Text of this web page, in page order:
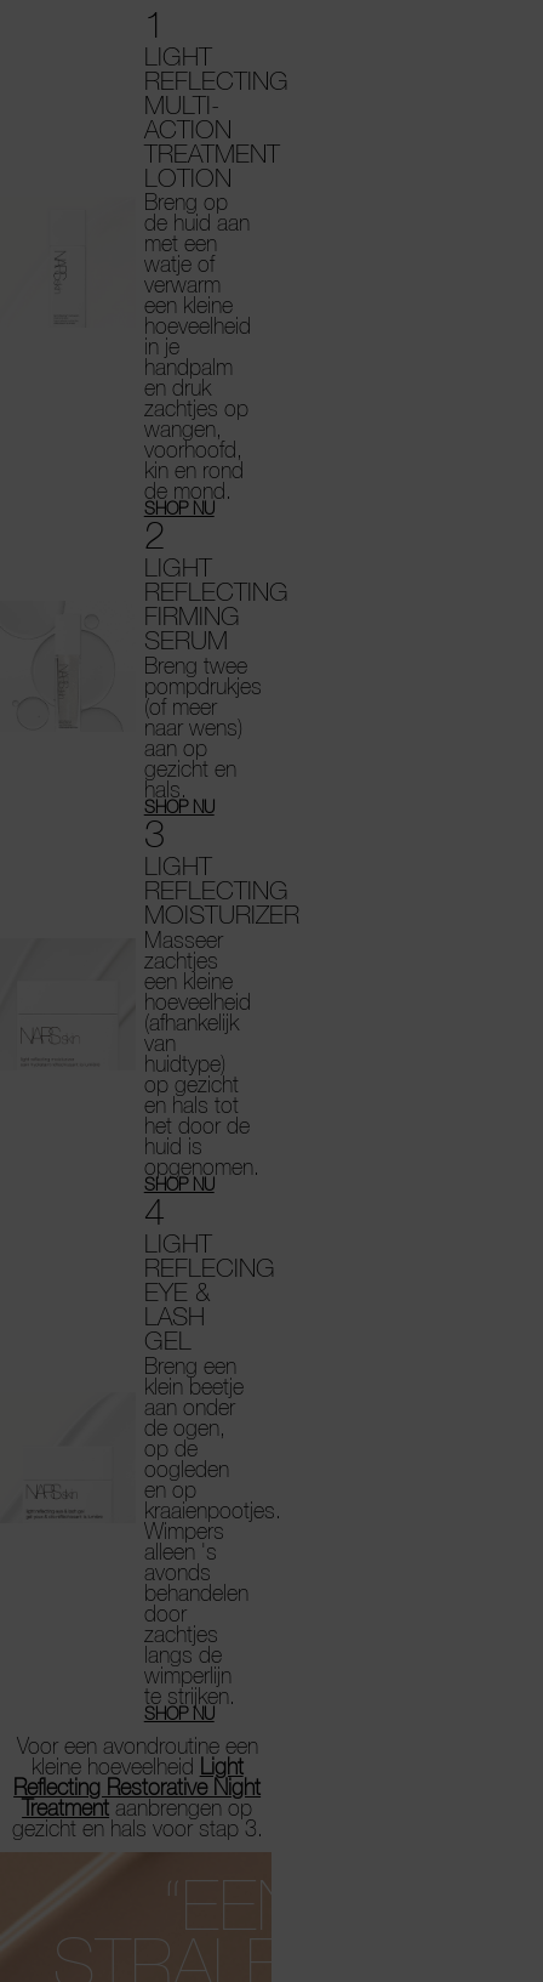
1
LIGHT
REFLECTING
MULTI-
ACTION
TREATMENT
LOTION
Breng op
de huid aan
met een
watje of
verwarm
een kleine
hoeveelheid
in je
handpalm
en druk
zachtjes op
wangen,
voorhoofd,
kin en rond
de mond.
SHOP NU
2
LIGHT
REFLECTING
FIRMING
SERUM
Breng twee
pompdrukjes
(of meer
naar wens)
aan op
gezicht en
hals.
SHOP NU
3
LIGHT
REFLECTING
MOISTURIZER
Masseer
zachtjes
een kleine
hoeveelheid
(afhankelijk
van
huidtype)
op gezicht
en hals tot
het door de
huid is
opgenomen.
SHOP NU
4
LIGHT
REFLECING
EYE &
LASH
GEL
Breng een
klein beetje
aan onder
de ogen,
op de
oogleden
en op
kraaienpootjes.
Wimpers
alleen 's
avonds
behandelen
door
zachtjes
langs de
wimperlijn
te strijken.
SHOP NU
Voor een avondroutine een
kleine hoeveelheid Light
Reflecting Restorative Night
Treatment aanbrengen op
gezicht en hals voor stap 3.
“EEN
STRALENDE